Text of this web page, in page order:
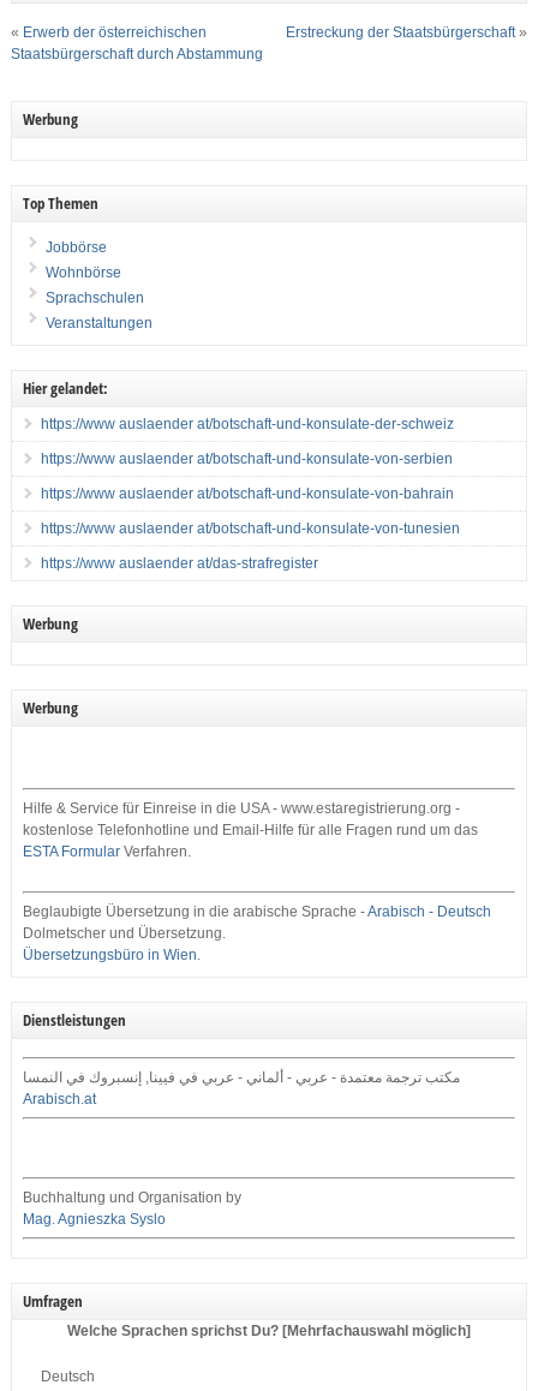
« Erwerb der österreichischen
Staatsbürgerschaft durch Abstammung
Erstreckung der Staatsbürgerschaft»
Werbung
Top Themen
Jobbörse
Wohnbörse
Sprachschulen
Veranstaltungen
Hier gelandet:
https://www auslaender at/botschaft-und-konsulate-der-schweiz
https://www auslaender at/botschaft-und-konsulate-von-serbien
https://www auslaender at/botschaft-und-konsulate-von-bahrain
https://www auslaender at/botschaft-und-konsulate-von-tunesien
https://www auslaender at/das-strafregister
Werbung
Werbung
Hilfe & Service für Einreise in die USA - www.estaregistrierung.org -
kostenlose Telefonhotline und Email-Hilfe für alle Fragen rund um das
ESTA FormularVerfahren.
Beglaubigte Übersetzung in die arabische Sprache -Arabisch - Deutsch
Dolmetscher und Übersetzung.
Übersetzungsbüro in Wien.
Dienstleistungen
مكتب ترجمة معتمدة - عربي - ألماني - عربي في فيينا, إنسبروك في النمسا
Arabisch.at
Buchhaltung und Organisation by
Mag. Agnieszka Syslo
Umfragen
Welche Sprachen sprichst Du? [Mehrfachauswahl möglich]
Deutsch